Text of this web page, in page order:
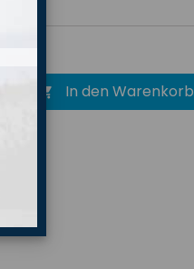
 In den Warenkorb